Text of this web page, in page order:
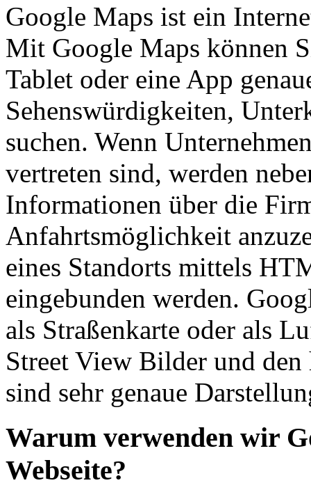
Google Maps ist ein
Mit Google Maps können
Tablet oder eine App
Sehenswürdigkeiten,
suchen. Wenn
vertreten sind, werden
Informationen über die
Anfahrtsmöglichkeit
eines Standorts mittels
eingebunden werden.
als Straßenkarte oder als
Street View Bilder und
sind sehr genaue
Warum verwenden wir
Webseite?